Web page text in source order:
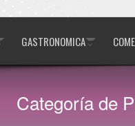
GASTRONOMICA
Categoría de